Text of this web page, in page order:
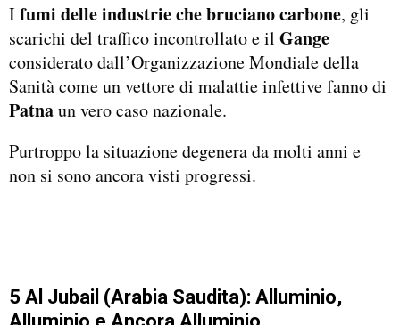
Ifumi delle industrie che bruciano carbone, gli
scarichi del traffico incontrollato e il Gange
considerato dall’Organizzazione Mondiale della
Sanità come un vettore di malattie infettive fanno di
Patnaun vero caso nazionale.
Purtroppo la situazione degenera da molti anni e
non si sono ancora visti progressi.
5 Al Jubail (Arabia Saudita): Alluminio,